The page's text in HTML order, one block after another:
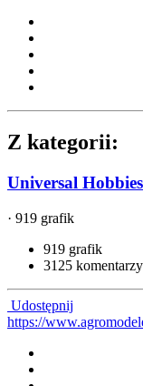
Z kategorii:
Universal Hobbies
· 919 grafik
919 grafik
3125
Udostępnij
https://